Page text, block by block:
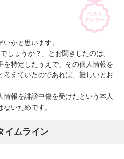
かと思います。
しょうか？」とお聞きしたのは、
を特定したうえで、その個人情報を
考えていたのであれば、難しいとお
情報を誹謗中傷を受けたという本人
いためです。
イムライン